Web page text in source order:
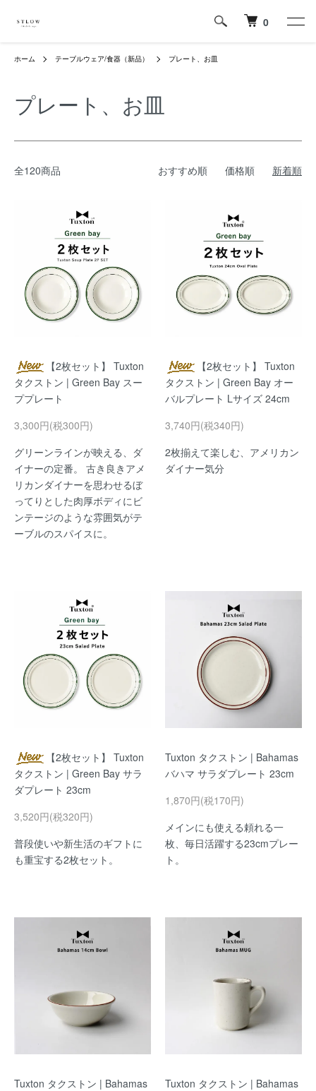
0
ホーム テーブルウェア/食器（新品） プレート、お皿
プレート、お皿
全120商品 おすすめ順 価格順 新着順
【2枚セット】 Tuxton
タクストン | Green Bay スー
ププレート
3,300円(税300円)
グリーンラインが映える、ダ
イナーの定番。 古き良きアメ
リカンダイナーを思わせるぼ
ってりとした肉厚ボディにビ
ンテージのような雰囲気がテ
ーブルのスパイスに。
【2枚セット】 Tuxton
タクストン | Green Bay オー
バルプレート Lサイズ 24cm
3,740円(税340円)
2枚揃えて楽しむ、アメリカン
ダイナー気分
【2枚セット】 Tuxton
タクストン | Green Bay サラ
ダプレート 23cm
3,520円(税320円)
普段使いや新生活のギフトに
も重宝する2枚セット。
Tuxton タクストン | Bahamas
バハマ サラダプレート 23cm
1,870円(税170円)
メインにも使える頼れる一
枚、毎日活躍する23cmプレー
ト。
Tuxton タクストン | Bahamas
Tuxton タクストン | Bahamas